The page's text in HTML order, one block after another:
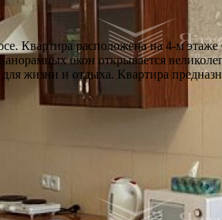
Квартира расположена на 4-м
окон открывается
жизни и отдыха. Квартира